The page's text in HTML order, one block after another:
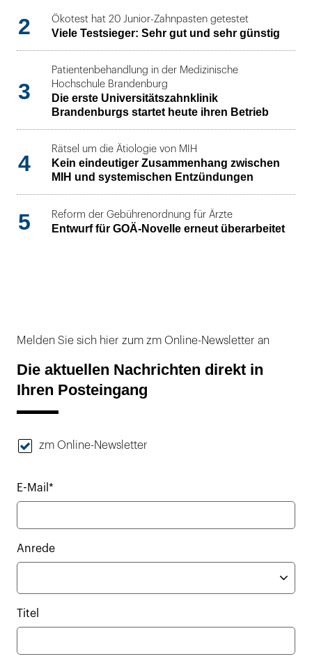
2 Ökotest hat 20 Junior-Zahnpasten getestet
Viele Testsieger: Sehr gut und sehr günstig
3
Patientenbehandlung in der Medizinische
Hochschule Brandenburg
Die erste Universitätszahnklinik
Brandenburgs startet heute ihren Betrieb
4
Rätsel um die Ätiologie von MIH
Kein eindeutiger Zusammenhang zwischen
MIH und systemischen Entzündungen
5 Reform der Gebührenordnung für Ärzte
Entwurf für GOÄ-Novelle erneut überarbeitet
Melden Sie sich hier zum zm Online-Newsletter an
Die aktuellen Nachrichten direkt in
Ihren Posteingang
zm Online-Newsletter
E-Mail*
Anrede
Titel